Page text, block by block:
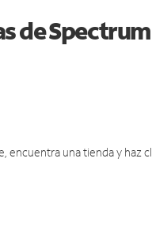
de Spectrum
encuentra una tienda y haz